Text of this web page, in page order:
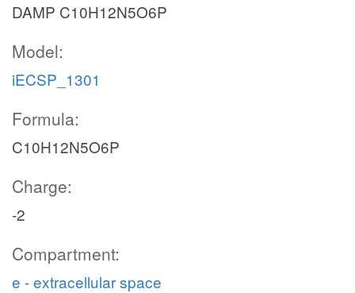
DAMP C10H12N5O6P
Model:
iECSP_1301
Formula:
C10H12N5O6P
Charge:
-2
Compartment:
e - extracellular space